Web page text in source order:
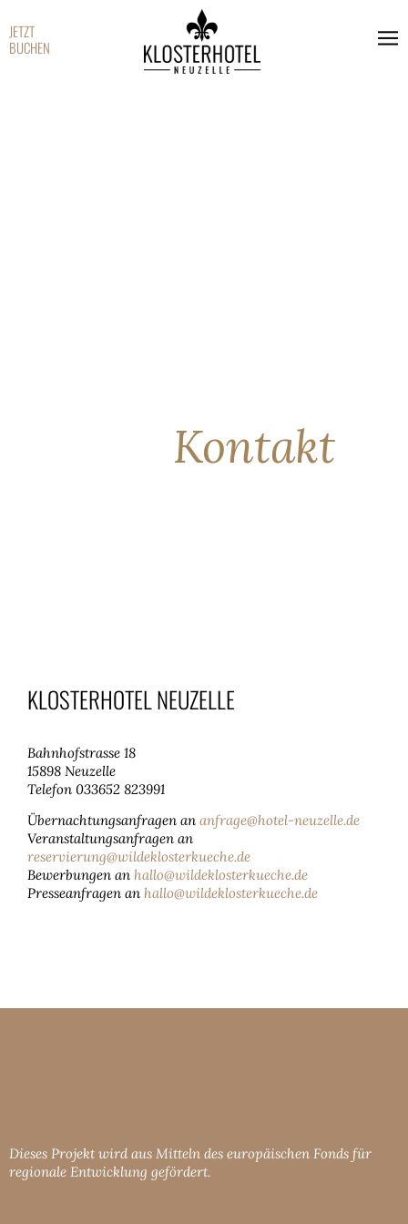
JETZT
BUCHEN
Kontakt
KLOSTERHOTEL NEUZELLE
Bahnhofstrasse 18
15898 Neuzelle
Telefon 033652 823991
Übernachtungsanfragen an anfrage@hotel-neuzelle.de
Veranstaltungsanfragen an
reservierung@wildeklosterkueche.de
Bewerbungen an hallo@wildeklosterkueche.de
Presseanfragen an hallo@wildeklosterkueche.de
Dieses Projekt wird aus Mitteln des europäischen Fonds für
regionale Entwicklung gefördert.